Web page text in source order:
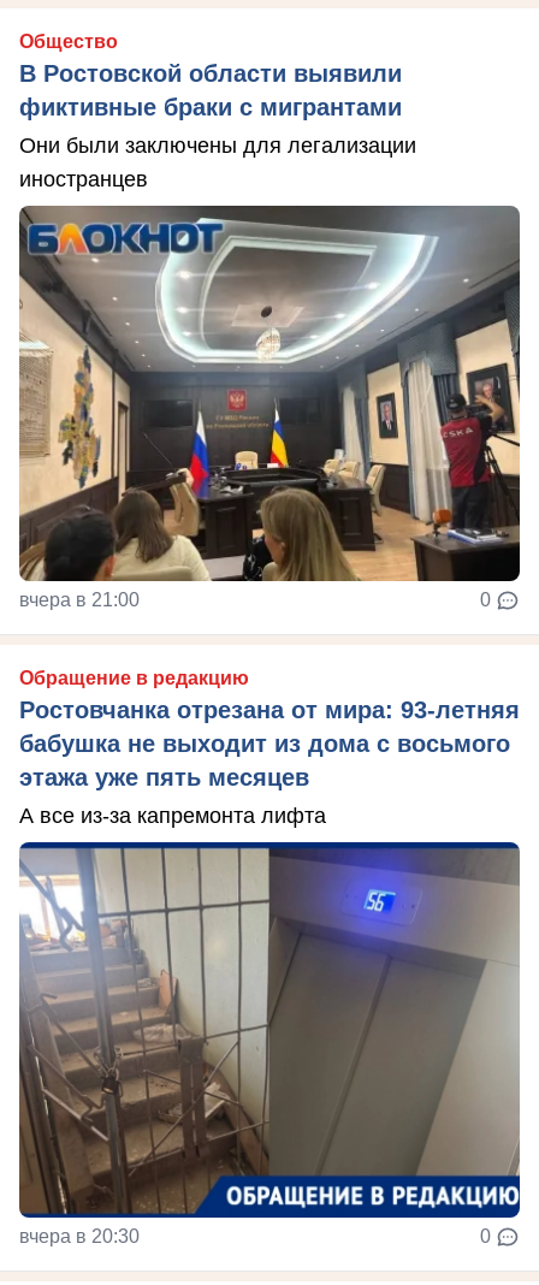
Общество
В Ростовской области выявили
фиктивные браки с мигрантами
Они были заключены для легализации
иностранцев
вчера в 21:00 0
Обращение в редакцию
Ростовчанка отрезана от мира: 93-летняя
бабушка не выходит из дома с восьмого
этажа уже пять месяцев
А все из-за капремонта лифта
вчера в 20:30 0